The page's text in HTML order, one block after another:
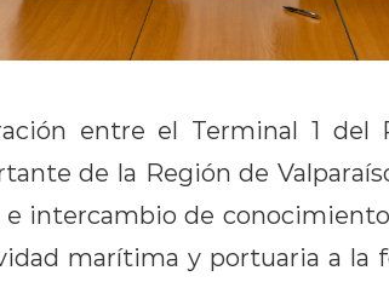
entre el Terminal 1 del
de la Región de
e intercambio de
marítima y portuaria a la